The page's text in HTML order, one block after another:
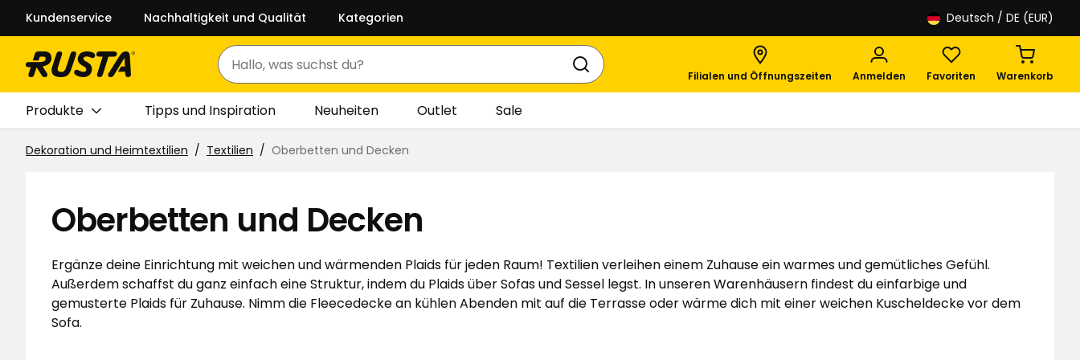
Kundenservice Nachhaltigkeit und Qualität Kategorien Deutsch / DE (EUR)
Suchen Filialen und Öffnungszeiten Anmelden Favoriten Warenkorb
Produkte Tipps und Inspiration Neuheiten Outlet Sale
Dekoration und Heimtextilien Textilien Oberbetten und Decken
Oberbetten und Decken
Ergänze deine Einrichtung mit weichen und wärmenden Plaids für jeden Raum! Textilien verleihen einem Zuhause ein warmes und gemütliches Gefühl.
Außerdem schaffst du ganz einfach eine Struktur, indem du Plaids über Sofas und Sessel legst. In unseren Warenhäusern findest du einfarbige und
gemusterte Plaids für Zuhause. Nimm die Fleecedecke an kühlen Abenden mit auf die Terrasse oder wärme dich mit einer weichen Kuscheldecke vor dem
Sofa.